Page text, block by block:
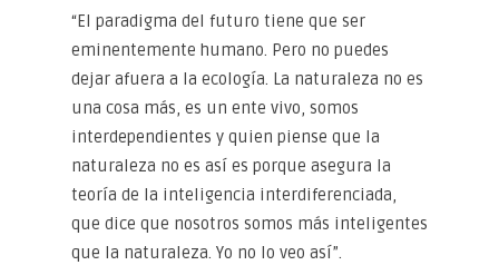
“El paradigma del futuro tiene que ser
eminentemente humano. Pero no puedes
dejar afuera a la ecología. La naturaleza no es
una cosa más, es un ente vivo, somos
interdependientes y quien piense que la
naturaleza no es así es porque asegura la
teoría de la inteligencia interdiferenciada,
que dice que nosotros somos más inteligentes
que la naturaleza. Yo no lo veo así”.